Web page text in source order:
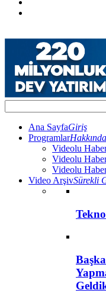
Ana SayfaGiriş
ProgramlarHakkında
Videolu
Videolu
Videolu
Video ArşivSürekli